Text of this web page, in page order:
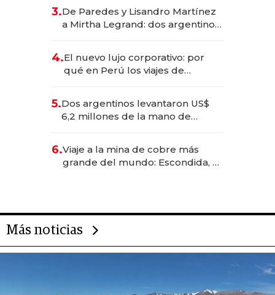
las marcas "fast premium"
3.De Paredes y Lisandro Martínez
a Mirtha Legrand: dos argentinos
4.El nuevo lujo corporativo: por
qué en Perú los viajes de
para convertirse en experiencias
transformadoras
5.Dos argentinos levantaron US$
6,2 millones de la mano de
6.Viaje a la mina de cobre más
grande del mundo: Escondida, el
Más noticias